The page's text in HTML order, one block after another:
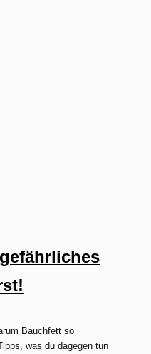
Bauchfett so
was du dagegen tun